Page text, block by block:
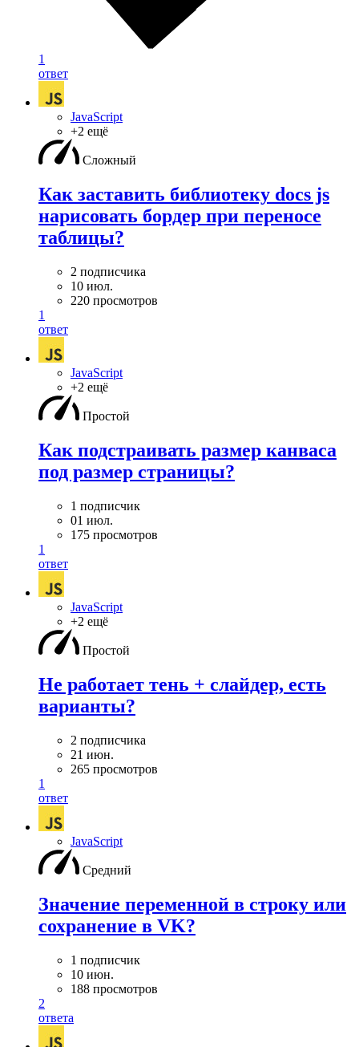
1
ответ
JavaScript
+2 ещё
Сложный
Как заставить библиотеку docs js
нарисовать бордер при переносе
таблицы?
2 подписчика
10 июл.
220 просмотров
1
ответ
JavaScript
+2 ещё
Простой
Как подстраивать размер канваса
под размер страницы?
1 подписчик
01 июл.
175 просмотров
1
ответ
JavaScript
+2 ещё
Простой
Не работает тень + слайдер, есть
варианты?
2 подписчика
21 июн.
265 просмотров
1
ответ
JavaScript
Средний
Значение переменной в строку или
сохранение в VK?
1 подписчик
10 июн.
188 просмотров
2
ответа